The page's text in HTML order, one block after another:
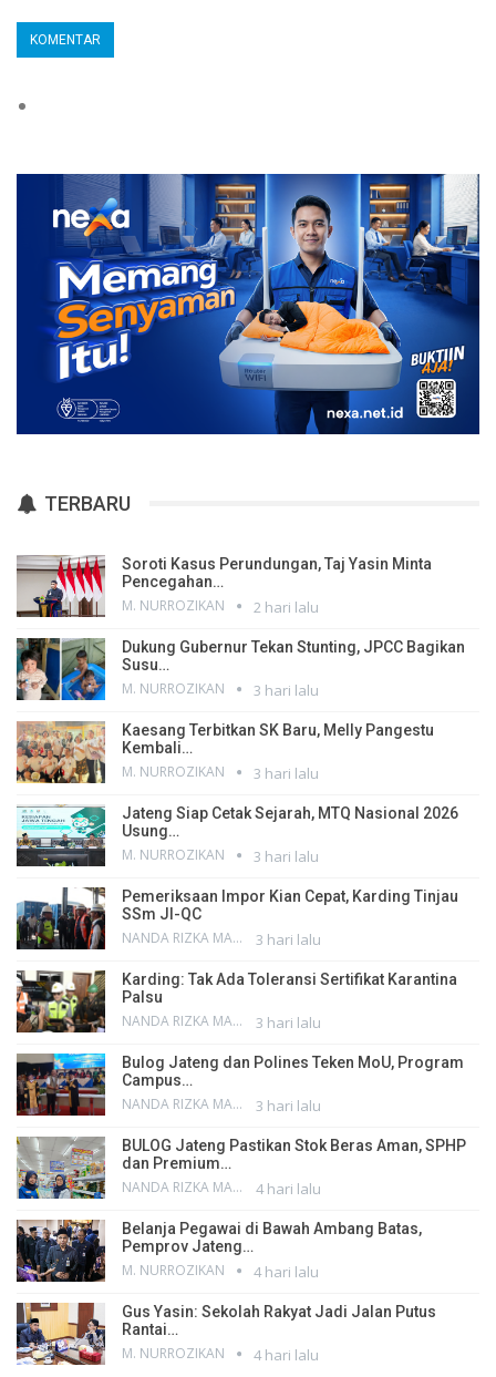
TERBARU
Soroti Kasus Perundungan, Taj Yasin Minta
Pencegahan…
M. NURROZIKAN 2 hari lalu
Dukung Gubernur Tekan Stunting, JPCC Bagikan
Susu…
M. NURROZIKAN 3 hari lalu
Kaesang Terbitkan SK Baru, Melly Pangestu
Kembali…
M. NURROZIKAN 3 hari lalu
Jateng Siap Cetak Sejarah, MTQ Nasional 2026
Usung…
M. NURROZIKAN 3 hari lalu
Pemeriksaan Impor Kian Cepat, Karding Tinjau
SSm JI-QC
NANDA RIZKA MAHENDRA 3 hari lalu
Karding: Tak Ada Toleransi Sertifikat Karantina
Palsu
NANDA RIZKA MAHENDRA 3 hari lalu
Bulog Jateng dan Polines Teken MoU, Program
Campus…
NANDA RIZKA MAHENDRA 3 hari lalu
BULOG Jateng Pastikan Stok Beras Aman, SPHP
dan Premium…
NANDA RIZKA MAHENDRA 4 hari lalu
Belanja Pegawai di Bawah Ambang Batas,
Pemprov Jateng…
M. NURROZIKAN 4 hari lalu
Gus Yasin: Sekolah Rakyat Jadi Jalan Putus
Rantai…
M. NURROZIKAN 4 hari lalu